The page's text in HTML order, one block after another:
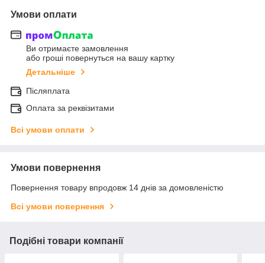
Умови оплати
Ви отримаєте замовлення
або гроші повернуться на вашу картку
Детальніше
Післяплата
Оплата за реквізитами
Всі умови оплати
Умови повернення
Повернення товару впродовж 14 днів за домовленістю
Всі умови повернення
Подібні товари компанії